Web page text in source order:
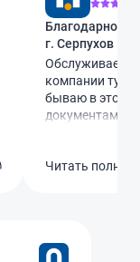
г. Серпухов
Обслуживаем
компании тут,
бываю в этом
документам и
общение!!
Читать